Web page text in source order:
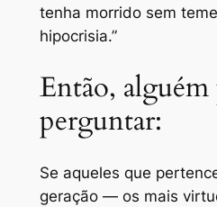
tenha morrido sem
hipocrisia.”
Então, alguém
perguntar:
Se aqueles que
geração — os mais